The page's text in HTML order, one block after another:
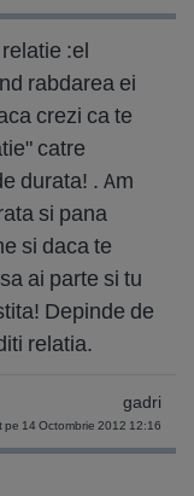
:el
rabdarea ei
crezi ca te
catre
durata! . Am
si pana
si daca te
ai parte si tu
Depinde de
relatia.
gadri
pe 14 Octombrie 2012 12:16